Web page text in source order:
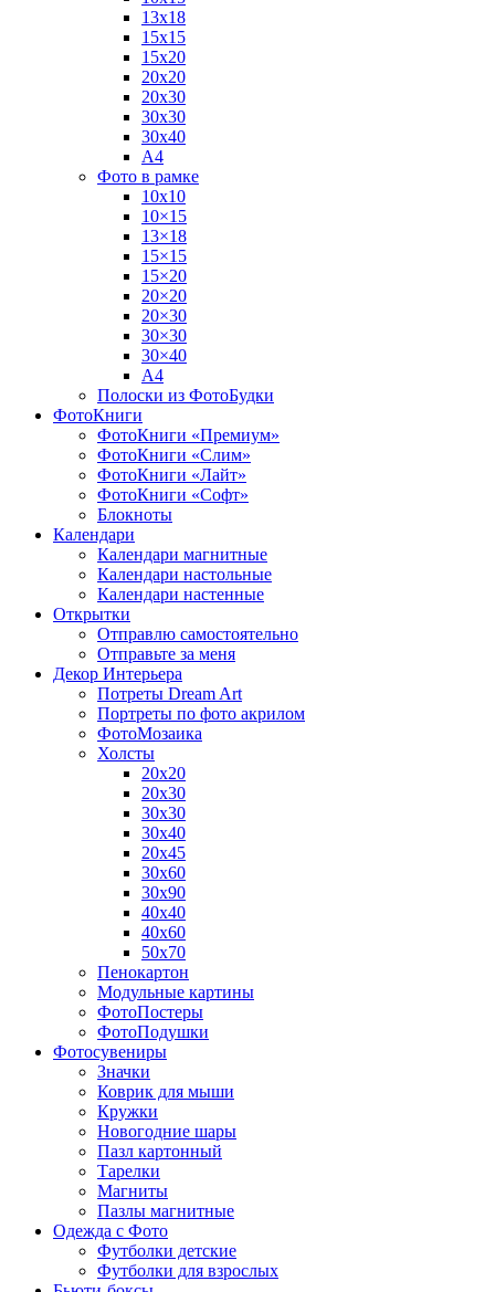
13х18
15х15
15х20
20х20
20х30
30х30
30х40
А4
Фото в рамке
10х10
10×15
13×18
15×15
15×20
20×20
20×30
30×30
30×40
A4
Полоски из ФотоБудки
ФотоКниги
ФотоКниги «Премиум»
ФотоКниги «Слим»
ФотоКниги «Лайт»
ФотоКниги «Софт»
Блокноты
Календари
Календари магнитные
Календари настольные
Календари настенные
Открытки
Отправлю самостоятельно
Отправьте за меня
Декор Интерьера
Потреты Dream Art
Портреты по фото акрилом
ФотоМозаика
Холсты
20х20
20х30
30х30
30х40
20х45
30х60
30х90
40х40
40х60
50х70
Пенокартон
Модульные картины
ФотоПостеры
ФотоПодушки
Фотоcувениры
Значки
Коврик для мыши
Кружки
Новогодние шары
Пазл картонный
Тарелки
Магниты
Пазлы магнитные
Одежда с Фото
Футболки детские
Футболки для взрослых